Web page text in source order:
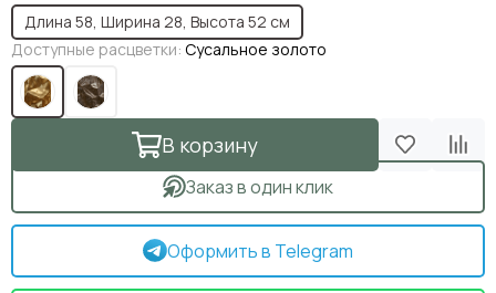
Длина 58, Ширина 28, Высота 52 см
Доступные расцветки: Сусальное золото
В корзину
Заказ в один клик
Оформить в Telegram